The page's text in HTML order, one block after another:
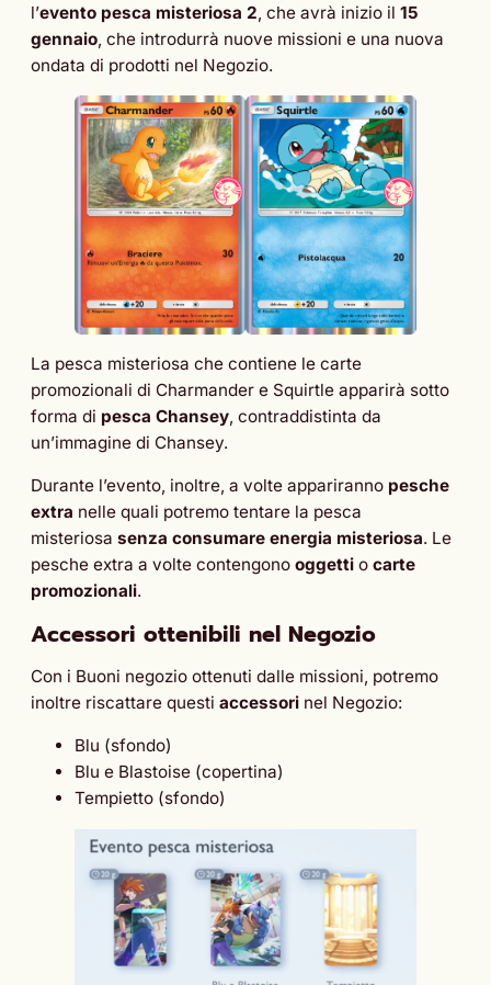
l’evento pesca misteriosa 2, che avrà inizio il 15
gennaio, che introdurrà nuove missioni e una nuova
ondata di prodotti nel Negozio.
La pesca misteriosa che contiene le carte
promozionali di Charmander e Squirtle apparirà sotto
forma di pesca Chansey, contraddistinta da
un’immagine di Chansey.
Durante l’evento, inoltre, a volte appariranno pesche
extra nelle quali potremo tentare la pesca
misteriosa senza consumare energia misteriosa. Le
pesche extra a volte contengono oggetti o carte
promozionali.
Accessori ottenibili nel Negozio
Con i Buoni negozio ottenuti dalle missioni, potremo
inoltre riscattare questi accessori nel Negozio:
Blu (sfondo)
Blu e Blastoise (copertina)
Tempietto (sfondo)